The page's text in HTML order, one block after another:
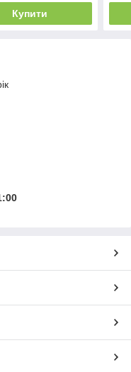
Купити